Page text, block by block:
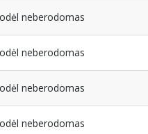
neberodomas
neberodomas
neberodomas
neberodomas